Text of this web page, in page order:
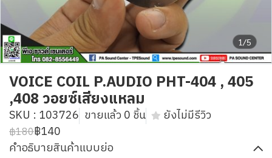
1/5
VOICE COIL P.AUDIO PHT-404 , 405
,408 วอยซ์เสียงแหลม
SKU : 103726 ขายแล้ว 0 ชิ้น ยังไม่มีรีวิว
฿180฿140
คำอธิบายสินค้าแบบย่อ